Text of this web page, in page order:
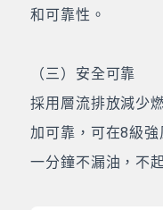
和可靠性。
（三）安全可靠
採用層流排放減少
加可靠，可在8級
一分鐘不漏油，不